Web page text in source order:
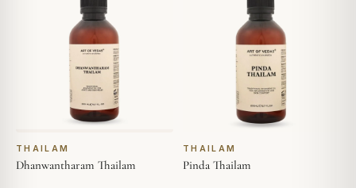
THAILAM
Dhanwantharam Thailam
THAILAM
Pinda Thailam